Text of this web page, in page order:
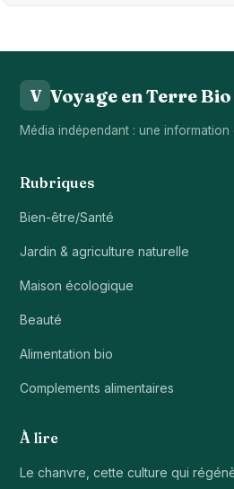
V Voyage en Terre Bio
Média indépendant : une
Rubriques
Bien-être/Santé
Jardin & agriculture naturelle
Maison écologique
Beauté
Alimentation bio
Complements alimentaires
À lire
Le chanvre, cette culture qui